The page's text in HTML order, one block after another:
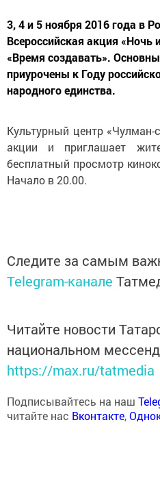
3, 4 и 5 ноября 2016 года в
Всероссийская акция «Ночь
«Время создавать».
приурочены к Году
народного единства.
Культурный центр «Чулман-
акции и приглашает
бесплатный просмотр
Начало в 20.00.
Следите за самым
Telegram-канале
Читайте новости
национальном
https://max.ru/tatmedia
Подписывайтесь на наш
читайте нас Вконтакте,